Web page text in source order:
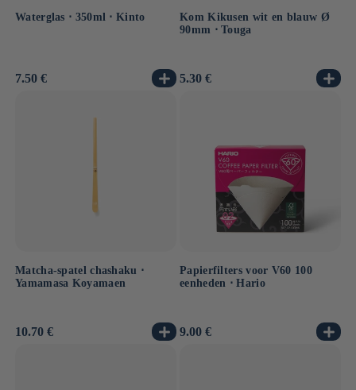
Waterglas ⋅ 350ml ⋅ Kinto
Normale
7.50 €
Kom Kikusen wit en blauw Ø
90mm ⋅ Touga
Normale
5.30 €
Matcha-spatel chashaku ⋅
Yamamasa Koyamaen
Normale
10.70 €
Papierfilters voor V60 100
eenheden ⋅ Hario
Normale
9.00 €